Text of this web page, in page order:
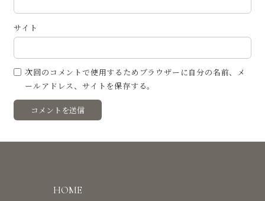
サイト
次回のコメントで使用するためブラウザーに自分の名前、メ
ールアドレス、サイトを保存する。
HOME